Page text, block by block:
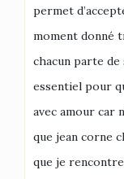
permet
moment donné
chacun parte
essentiel pour
avec amour car
que jean corne
que je